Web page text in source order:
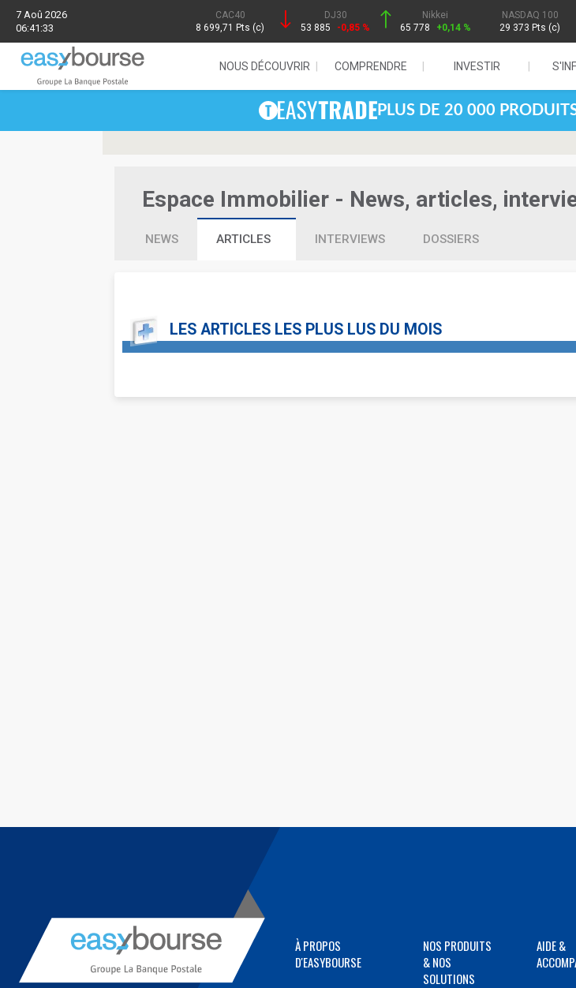
7 Aoû 2026
06:41:33
CAC40
8 699,71 Pts (c)
DJ30
53 885
-0,85 %
Nikkei
65 778
+0,14 %
NASDAQ 100
29 373 Pts (c)
NOUS DÉCOUVRIR COMPRENDRE INVESTIR
PLUS DE 20 000
Espace Immobilier - News, articles,
NEWS ARTICLES INTERVIEWS DOSSIERS
LES ARTICLES LES PLUS LUS DU MOIS
À PROPOS
D'EASYBOURSE
NOS PRODUITS
& NOS
SOLUTIONS
AIDE &